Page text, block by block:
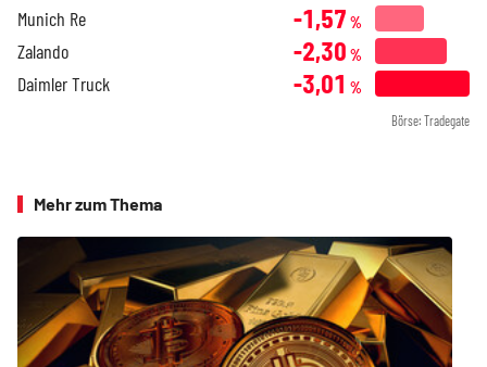
Munich Re -1,57 %
Zalando -2,30 %
Daimler Truck -3,01 %
Börse: Tradegate
Mehr zum Thema